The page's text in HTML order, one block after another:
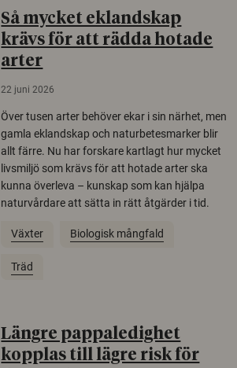
Så mycket eklandskap
krävs för att rädda hotade
arter
22 juni 2026
Över tusen arter behöver ekar i sin närhet, men
gamla eklandskap och naturbetesmarker blir
allt färre. Nu har forskare kartlagt hur mycket
livsmiljö som krävs för att hotade arter ska
kunna överleva – kunskap som kan hjälpa
naturvårdare att sätta in rätt åtgärder i tid.
Växter Biologisk mångfald
Träd
Längre pappaledighet
kopplas till lägre risk för